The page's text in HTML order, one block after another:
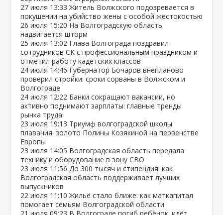
27 июля 13:33 Житель Волжского подозревается в
покушении на убийство жены с особой жестокостью
26 июля 15:20 На Волгоградскую область
надвигается шторм
25 июля 13:02 Глава Волгограда поздравил
сотрудников СК с профессиональным праздником и
отметил работу кадетских классов
24 июля 14:46 Губернатор Бочаров внепланово
проверил стройки: сроки сорваны в Волжском и
Волгограде
24 июля 12:22 Банки сокращают вакансии, но
активно поднимают зарплаты: главные тренды
рынка труда
23 июля 19:13 Триумф волгоградской школы
плавания: золото Полины Козякиной на первенстве
Европы
23 июля 14:05 Волгоградская область передала
технику и оборудование в зону СВО
23 июля 11:56 До 300 тысяч и стипендия: как
Волгоградская область поддерживает лучших
выпускников
22 июля 11:10 Жильё стало ближе: как маткапитал
помогает семьям Волгоградской области